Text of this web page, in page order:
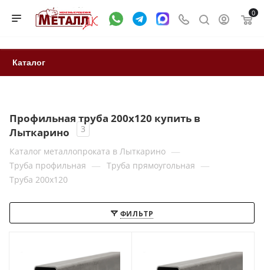
0
Каталог
Профильная труба 200x120 купить в
Лыткарино
3
Каталог металлопроката в Лыткарино —
Труба профильная — Труба прямоугольная —
Труба 200x120
ФИЛЬТР